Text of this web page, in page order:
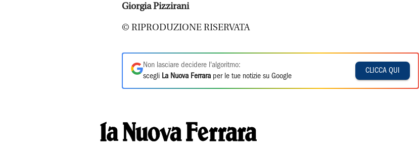
Giorgia Pizzirani
© RIPRODUZIONE RISERVATA
Non lasciare decidere l'algoritmo:
scegli La Nuova Ferrara per le tue notizie su Google
CLICCA QUI